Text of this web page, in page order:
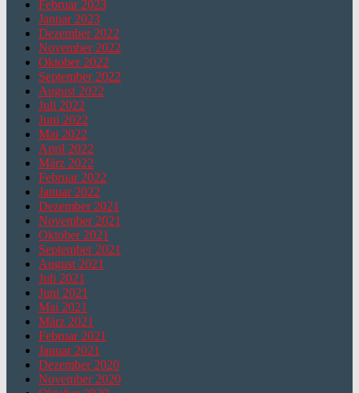
Februar 2023
Januar 2023
Dezember 2022
November 2022
Oktober 2022
September 2022
August 2022
Juli 2022
Juni 2022
Mai 2022
April 2022
März 2022
Februar 2022
Januar 2022
Dezember 2021
November 2021
Oktober 2021
September 2021
August 2021
Juli 2021
Juni 2021
Mai 2021
März 2021
Februar 2021
Januar 2021
Dezember 2020
November 2020